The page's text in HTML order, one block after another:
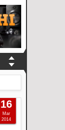
16
Mar
2014